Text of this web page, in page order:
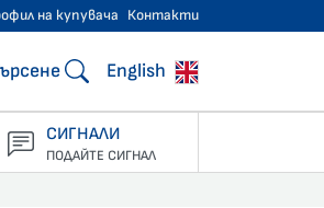
на купувача Контакти
English
СИГНАЛИ
ПОДАЙТЕ СИГНАЛ